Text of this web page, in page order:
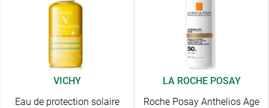
VICHY
Eau de protection solaire
LA ROCHE POSAY
Roche Posay Anthelios Age